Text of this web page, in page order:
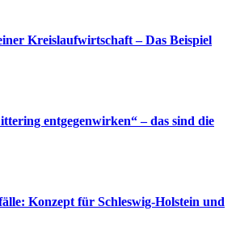
Kreislaufwirtschaft – Das Beispiel
entgegenwirken“ – das sind die
Konzept für Schleswig-Holstein und